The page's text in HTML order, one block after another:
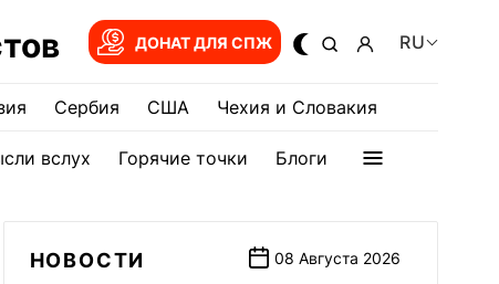
ДОНАТ ДЛЯ СПЖ RU
Сербия США Чехия и Словакия
вслух Горячие точки Блоги
НОВОСТИ 08 Августа 2026